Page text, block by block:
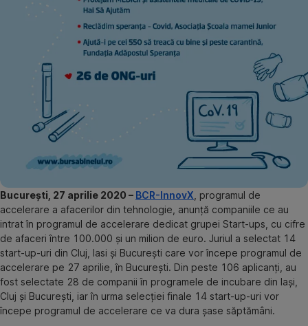
București, 27 aprilie 2020 – BCR-InnovX , programul de
accelerare a afacerilor din tehnologie, anunță companiile ce au
intrat în programul de accelerare dedicat grupei Start-ups, cu cifre
de afaceri între 100.000 și un milion de euro. Juriul a selectat 14
start-up-uri din Cluj, Iasi și București care vor începe programul de
accelerare pe 27 aprilie, în București. Din peste 106 aplicanți, au
fost selectate 28 de companii în programele de incubare din Iași,
Cluj și București, iar în urma selecției finale 14 start-up-uri vor
începe programul de accelerare ce va dura șase săptămâni.